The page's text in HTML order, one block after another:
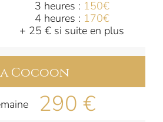
3 heures : 150€
4 heures : 170€
+ 25 € si suite en plus
Cocoon
290 €